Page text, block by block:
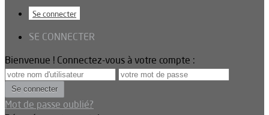
Se connecter
SE CONNECTER
Bienvenue ! Connectez-vous à votre compte :
Mot de passe oublié?